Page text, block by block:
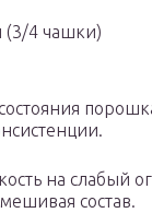
(3/4 чашки)
на слабый
состав.